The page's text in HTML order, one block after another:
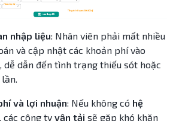
nhập liệu: Nhân viên phải mất nhiều
và cập nhật các khoản phí vào
dễ dẫn đến tình trạng thiếu sót hoặc
và lợi nhuận: Nếu không có hệ
các công ty vận tải sẽ gặp khó khăn